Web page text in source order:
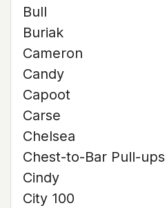
Bull
Buriak
Cameron
Candy
Capoot
Carse
Chelsea
Chest-to-Bar Pull-ups
Cindy
City 100